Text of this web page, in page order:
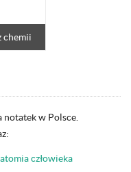
chemii
notatek w Polsce.
człowieka